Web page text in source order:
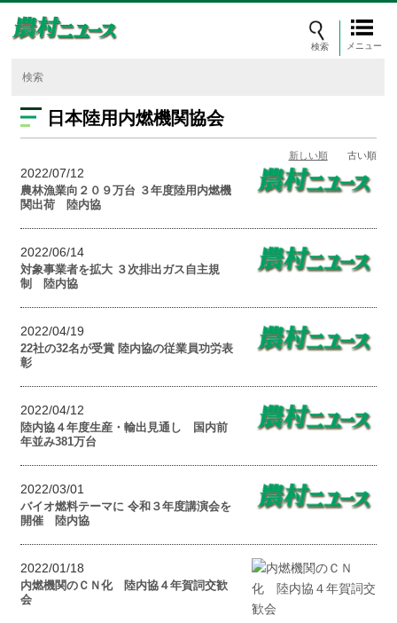
メニュー
日本陸用内燃機関協会
新しい順 古い順
2022/07/12
農林漁業向２０９万台 ３年度陸用内燃機
関出荷 陸内協
2022/06/14
対象事業者を拡大 ３次排出ガス自主規
制 陸内協
2022/04/19
22社の32名が受賞 陸内協の従業員功労表
彰
2022/04/12
陸内協４年度生産・輸出見通し 国内前
年並み381万台
2022/03/01
バイオ燃料テーマに 令和３年度講演会を
開催 陸内協
2022/01/18
内燃機関のＣＮ化 陸内協４年賀詞交歓
会